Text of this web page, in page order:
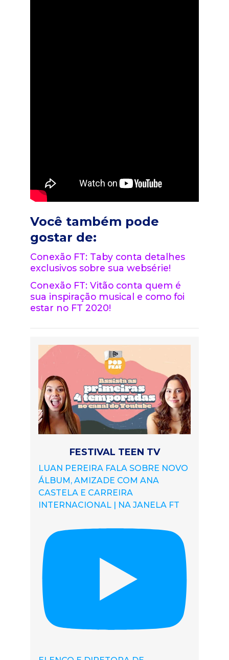
Você também pode
gostar de:
Conexão FT: Taby conta detalhes
exclusivos sobre sua websérie!
Conexão FT: Vitão conta quem é
sua inspiração musical e como foi
estar no FT 2020!
FESTIVAL TEEN TV
LUAN PEREIRA FALA SOBRE NOVO
ÁLBUM, AMIZADE COM ANA
CASTELA E CARREIRA
INTERNACIONAL | NA JANELA FT